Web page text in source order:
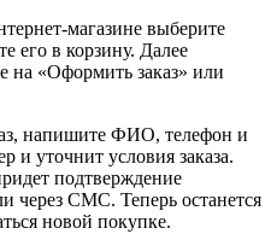
магазине выберите
его в корзину. Далее
на «Оформить заказ» или
напишите ФИО, телефон и
и уточнит условия заказа.
подтверждение
через СМС. Теперь останется
новой покупке.